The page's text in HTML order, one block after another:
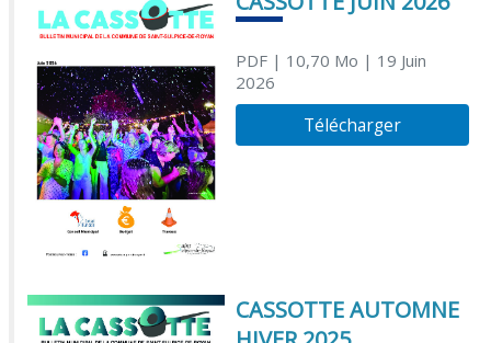
PDF| 10,70 Mo | 19 Juin
2026
Télécharger
CASSOTTE AUTOMNE